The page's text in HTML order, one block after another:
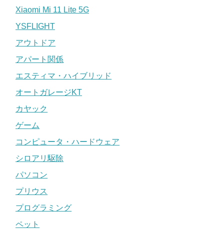
Xiaomi Mi 11 Lite 5G
YSFLIGHT
アウトドア
アパート関係
エスティマ・ハイブリッド
オートガレージKT
カヤック
ゲーム
コンピュータ・ハードウェア
シロアリ駆除
パソコン
プリウス
プログラミング
ペット